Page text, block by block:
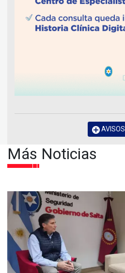
AVISOS
Más Noticias